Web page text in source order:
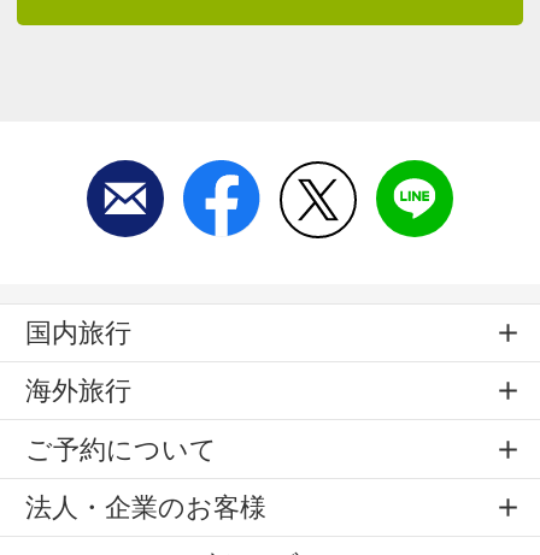
国内旅行
海外旅行
ご予約について
法人・企業のお客様